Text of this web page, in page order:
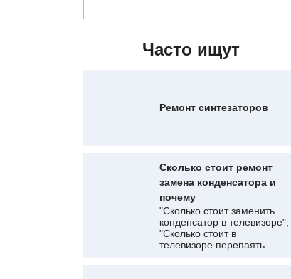
Часто ищут
Ремонт синтезаторов
Сколько стоит ремонт
замена конденсатора и
почему
"Сколько стоит заменить
конденсатор в телевизоре",
"Сколько стоит в
телевизоре перепаять